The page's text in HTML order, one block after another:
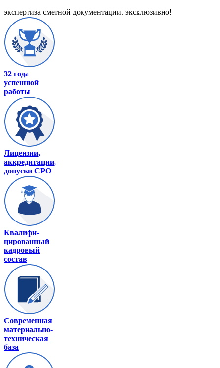
экспертиза сметной документации. эксклюзивно!
32 года
успешной
работы
Лицензии,
аккредитации,
допуски СРО
Квалифи-
цированный
кадровый
состав
Современная
материально-
техническая
база